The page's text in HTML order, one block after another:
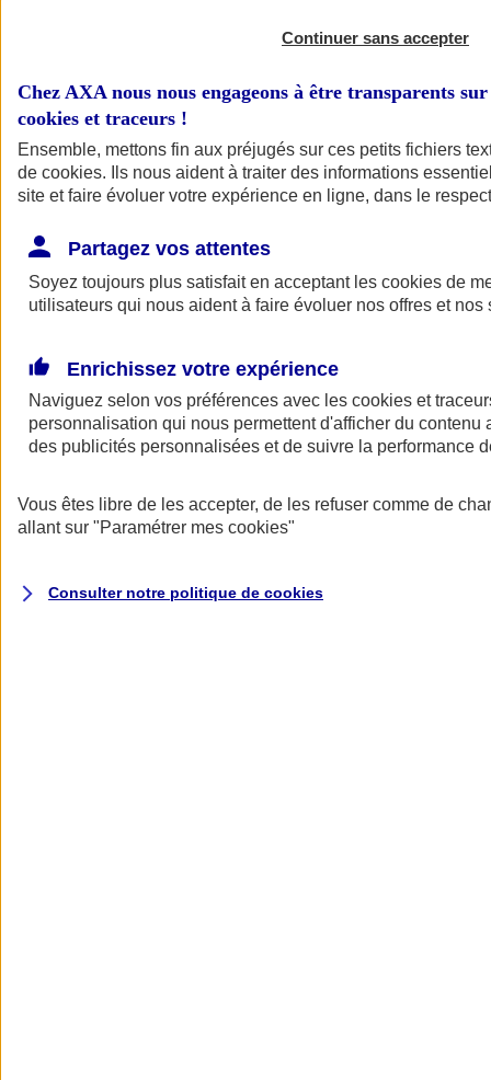
AXA Assurance
Continuer sans accepter
Chez AXA nous nous engageons à être transparents
cookies et traceurs !
Ensemble, mettons fin aux préjugés sur ces petits fichiers
de cookies. Ils nous aident à traiter des informations
site et faire évoluer votre expérience en ligne, dans le
Partagez vos attentes
Soyez toujours plus satisfait en acceptant les cookies de
utilisateurs qui nous aident à faire évoluer nos offres et nos
Enrichissez votre expérience
Naviguez selon vos préférences avec les cookies et
personnalisation qui nous permettent d'afficher du contenu
des publicités personnalisées et de suivre la performance
Vous êtes libre de les accepter, de les refuser comme de
allant sur "Paramétrer mes cookies"
Consulter notre politique de cookies